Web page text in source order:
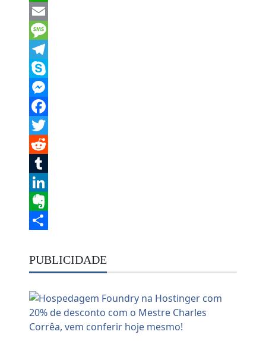
WhatsApp
Email
Message
Telegram
Skype
Messenger
Facebook
Twitter
Reddit
Tumblr
LinkedIn
Evernote
PUBLICIDADE